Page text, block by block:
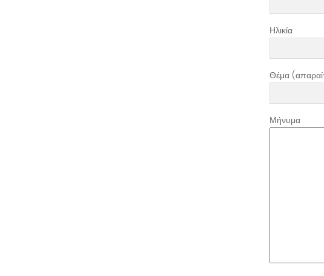
Ηλικία
Θέμα
Μήνυμα